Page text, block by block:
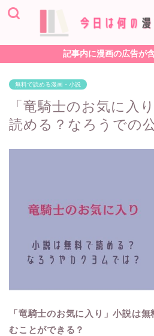
記事内に漫画の広告が
無料で読める漫画・小説
「竜騎士のお気に入
読める？なろうでの
「竜騎士のお気に入り」小説は
むことができる？